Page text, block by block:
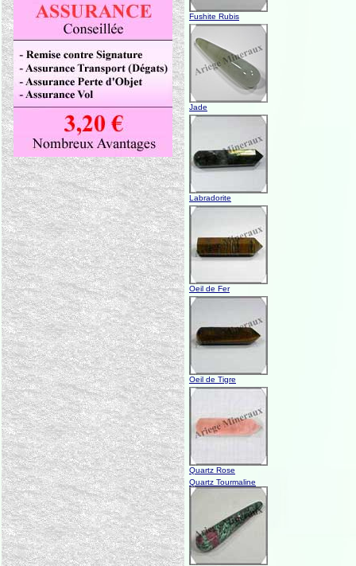
Fushite Rubis
Jade
Labradorite
Oeil de Fer
Oeil de Tigre
Quartz Rose
Quartz Tourmaline